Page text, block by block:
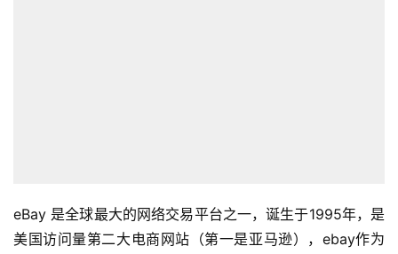
eBay 是全球最大的网络交易平台之一，诞生于1995年，是
美国访问量第二大电商网站（第一是亚马逊），ebay作为